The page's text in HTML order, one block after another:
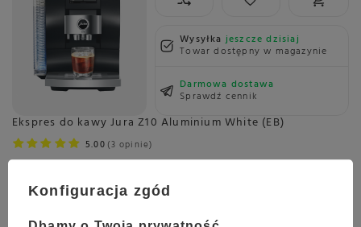
Wysyłkajeszcze dzisiaj
Towar dostępny w magazynie
Darmowa dostawa
Sprawdź cennik
Ekspres do kawy Jura Z10 Aluminium White (EB)
5.00 3 opinie
Konfiguracja zgód